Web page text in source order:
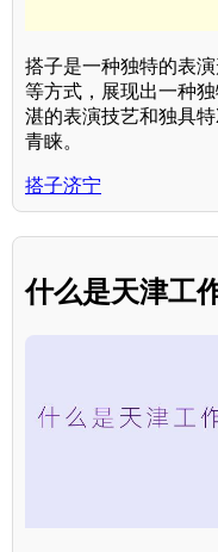
搭子是一种独特的表
等方式，展现出一种
湛的表演技艺和独具
青睐。
搭子济宁
什么是天津工